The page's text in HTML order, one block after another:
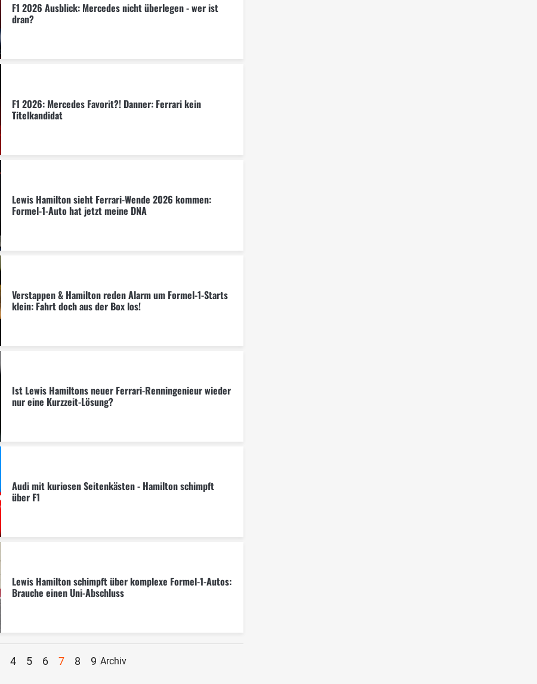
F1 2026 Ausblick: Mercedes nicht überlegen - wer ist
dran?
F1 2026: Mercedes Favorit?! Danner: Ferrari kein
Titelkandidat
Lewis Hamilton sieht Ferrari-Wende 2026 kommen:
Formel-1-Auto hat jetzt meine DNA
Verstappen & Hamilton reden Alarm um Formel-1-Starts
klein: Fahrt doch aus der Box los!
Ist Lewis Hamiltons neuer Ferrari-Renningenieur wieder
nur eine Kurzzeit-Lösung?
Audi mit kuriosen Seitenkästen - Hamilton schimpft
über F1
Lewis Hamilton schimpft über komplexe Formel-1-Autos:
Brauche einen Uni-Abschluss
4 5 6 7 8 9 Archiv